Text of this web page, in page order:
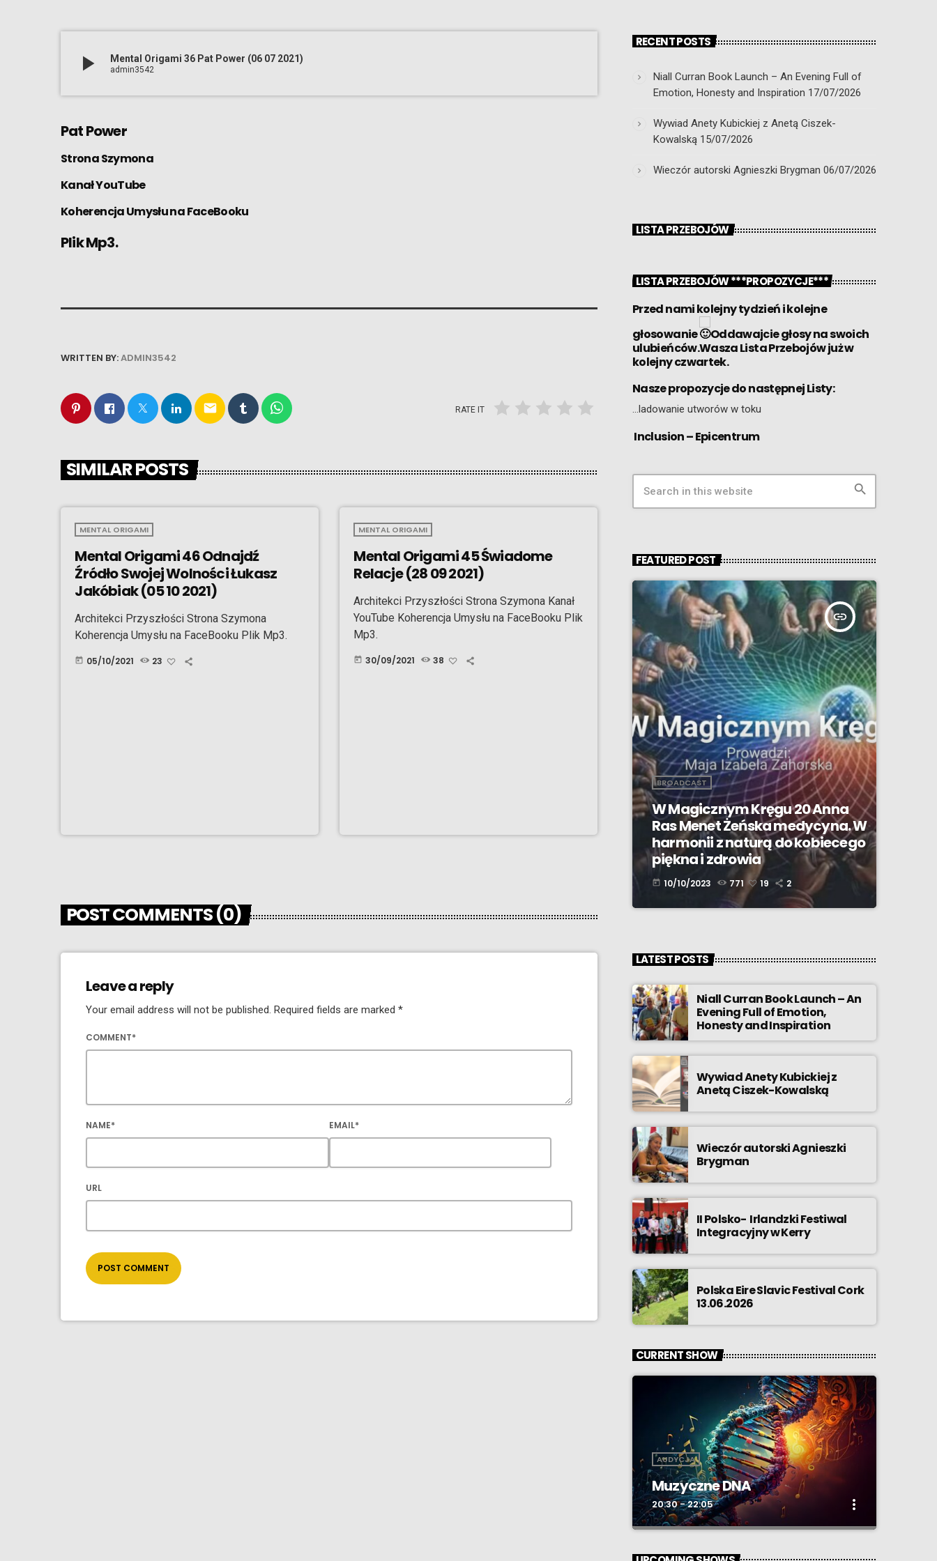
play_arrow Mental Origami 36 Pat Power (06 07 2021)
admin3542
Pat Power
StronaSzymona
KanałYouTube
Koherencja Umysłuna FaceBooku
Plik Mp3.
WRITTEN BY:ADMIN3542
email RATE IT
SIMILAR POSTS
MENTAL ORIGAMI
Mental Origami 46 Odnajdź
Źródło Swojej Wolności Łukasz
Jakóbiak (05 10 2021)
Architekci Przyszłości Strona Szymona
Koherencja Umysłu na FaceBooku Plik Mp3.
today 05/10/2021 23
MENTAL ORIGAMI
Mental Origami 45 Świadome
Relacje (28 09 2021)
Architekci Przyszłości Strona Szymona Kanał
YouTube Koherencja Umysłu na FaceBooku Plik
Mp3.
today 30/09/2021 38
POST COMMENTS (0)
Leave a reply
Your email address will not be published. Required fields are marked *
COMMENT*
NAME* EMAIL*
URL
RECENT POSTS
Niall Curran Book Launch – An Evening Full of
Emotion, Honesty and Inspiration 17/07/2026
Wywiad Anety Kubickiej z Anetą Ciszek-
Kowalską 15/07/2026
Wieczór autorski Agnieszki Brygman 06/07/2026
LISTA PRZEBOJÓW
LISTA PRZEBOJÓW ***PROPOZYCJE***
Przed nami kolejny tydzień i kolejne
głosowanie
Oddawajcie głosy na swoich
ulubieńców.Wasza Lista Przebojów już w
kolejny czwartek.
Nasze propozycje do następnej Listy:
…ladowanie utworów w toku
Inclusion – Epicentrum
search
FEATURED POST
insert_link
BROADCAST
W Magicznym Kręgu 20 Anna
Ras Menet Żeńska medycyna. W
harmonii z naturą do kobiecego
piękna i zdrowia
today 10/10/2023 771 19 2
LATEST POSTS
Niall Curran Book Launch – An
Evening Full of Emotion,
Honesty and Inspiration
Wywiad Anety Kubickiej z
Anetą Ciszek-Kowalską
Wieczór autorski Agnieszki
Brygman
II Polsko- Irlandzki Festiwal
Integracyjny w Kerry
Polska Eire Slavic Festival Cork
13.06.2026
CURRENT SHOW
AUDYCJA
Muzyczne DNA
20:30 - 22:05 more_vert